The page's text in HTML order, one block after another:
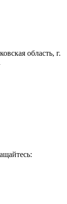
область, г.